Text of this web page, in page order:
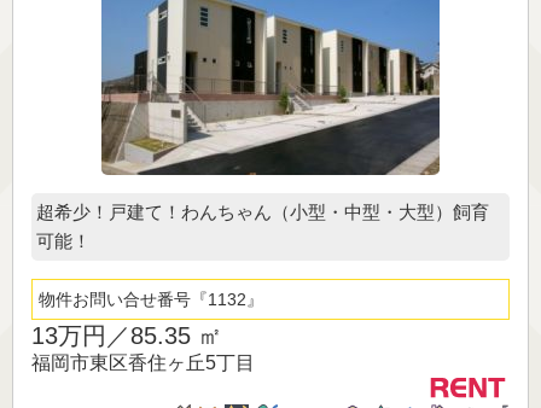
超希少！戸建て！わんちゃん（小型・中型・大型）飼育
可能！
物件お問い合せ番号 1132
13万円／85.35 ㎡
福岡市東区香住ヶ丘5丁目